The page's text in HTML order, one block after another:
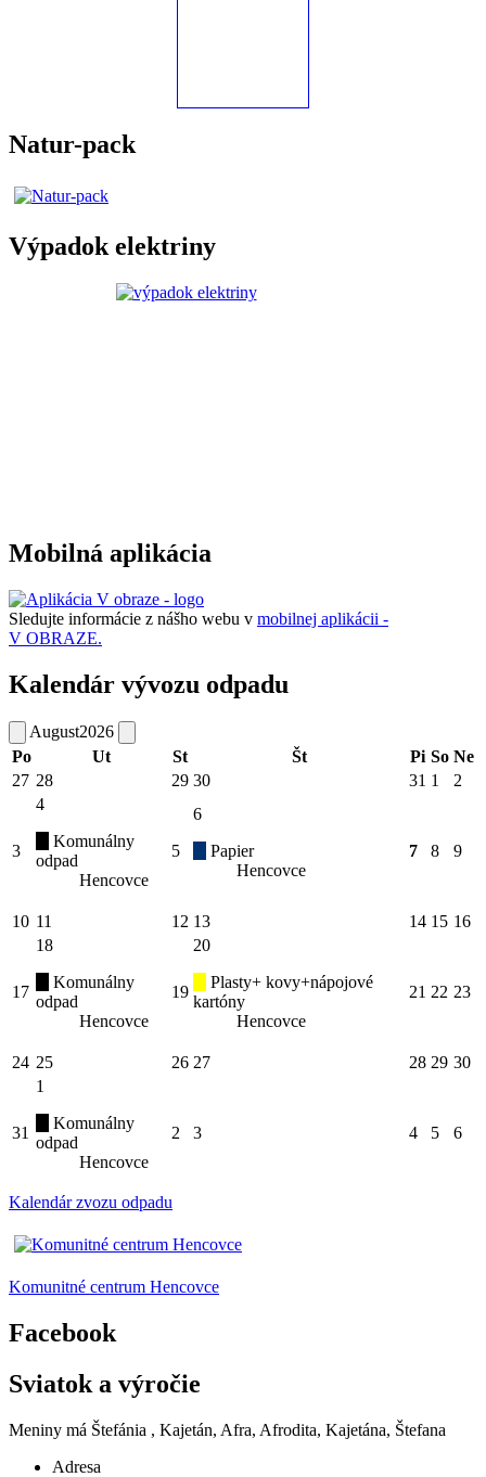
Natur-pack
Výpadok elektriny
Mobilná aplikácia
Sledujte informácie z nášho webu v mobilnej aplikácii -
V OBRAZE.
Kalendár vývozu odpadu
August2026
Po
Ut St Št Pi So Ne
27 28 29 30 31 1 2
3
4
Komunálny
odpad
Hencovce
5
6
Papier
Hencovce
7 8 9
10 11 12 13 14 15 16
17
18
Komunálny
odpad
Hencovce
19
20
Plasty+ kovy+nápojové
kartóny
Hencovce
21 22 23
24 25 26 27 28 29 30
31
1
Komunálny
odpad
Hencovce
2 3 4 5 6
Kalendár zvozu odpadu
Komunitné centrum Hencovce
Facebook
Sviatok a výročie
Meniny má Štefánia , Kajetán, Afra, Afrodita, Kajetána, Štefana
Adresa